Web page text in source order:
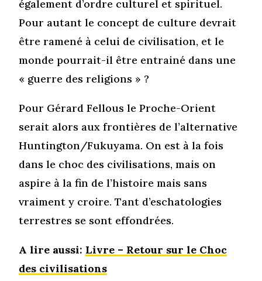
également d’ordre culturel et spirituel.
Pour autant le concept de culture devrait
être ramené à celui de civilisation, et le
monde pourrait-il être entrainé dans une
« guerre des religions » ?
Pour Gérard Fellous le Proche-Orient
serait alors aux frontières de l’alternative
Huntington/Fukuyama. On est à la fois
dans le choc des civilisations, mais on
aspire à la fin de l’histoire mais sans
vraiment y croire. Tant d’eschatologies
terrestres se sont effondrées.
A lire aussi: Livre – Retour sur le Choc
des civilisations